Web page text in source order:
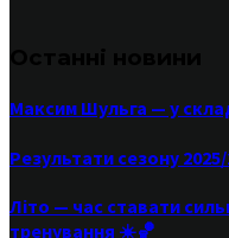
Максим Шульга — у
Результати сезону
Літо — час ставати
тренування ☀️🏀